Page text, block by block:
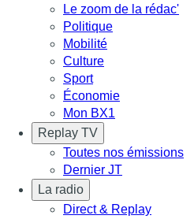
Le zoom de la rédac'
Politique
Mobilité
Culture
Sport
Économie
Mon BX1
Replay TV
Toutes nos émissions
Dernier JT
La radio
Direct & Replay